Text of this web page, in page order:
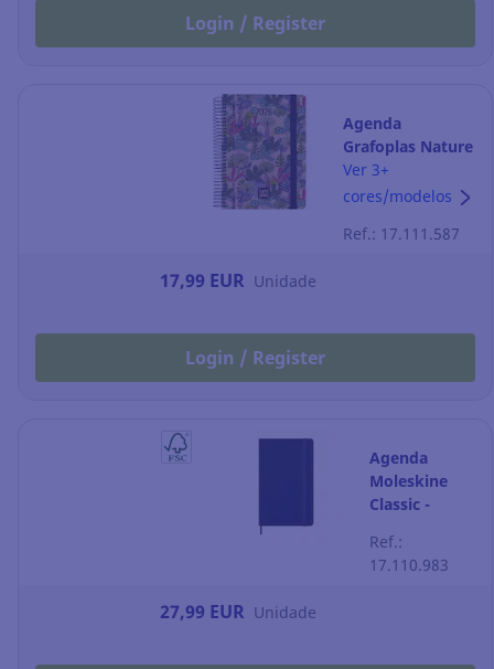
Login / Register
Agenda
Grafoplas Nature
Amazonas - dia
por página - 170
Ver 3+
cores/modelos
Ref.: 17.111.587
17,99 EUR Unidade
Login / Register
Agenda
Moleskine
Classic -
vista - 130 x
210 mm -
Ref.:
17.110.983
27,99 EUR Unidade